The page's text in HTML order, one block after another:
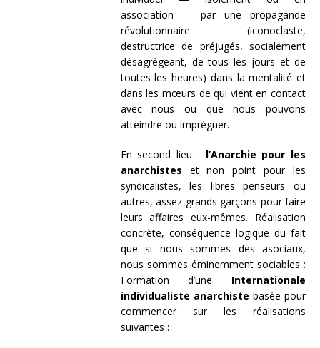
association — par une propagande
révolutionnaire (iconoclaste,
destructrice de préjugés, socialement
désagrégeant, de tous les jours et de
toutes les heures) dans la mentalité et
dans les mœurs de qui vient en contact
avec nous ou que nous pouvons
atteindre ou imprégner.
En second lieu : l’Anarchie pour les
anarchistes et non point pour les
syndicalistes, les libres penseurs ou
autres, assez grands garçons pour faire
leurs affaires eux-mêmes. Réalisation
concrète, conséquence logique du fait
que si nous sommes des asociaux,
nous sommes éminemment sociables :
Formation d’une Internationale
individualiste anarchiste basée pour
commencer sur les réalisations
suivantes :